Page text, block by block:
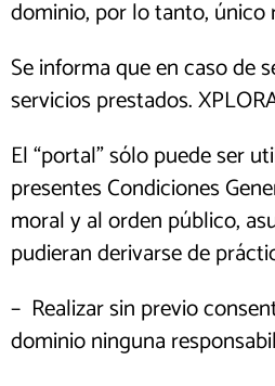
dominio, por lo tanto, único
Se informa que en caso de
servicios prestados.
El “portal” sólo puede ser
presentes Condiciones
moral y al orden público,
pudieran derivarse de
– Realizar sin previo
dominio ninguna